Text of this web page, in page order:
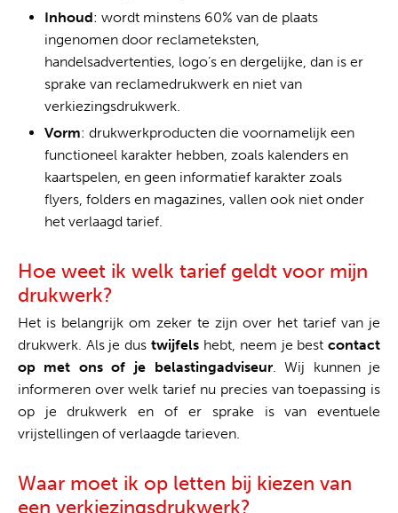
Inhoud: wordt minstens 60% van de plaats
ingenomen door reclameteksten,
handelsadvertenties, logo’s en dergelijke, dan is er
sprake van reclamedrukwerk en niet van
verkiezingsdrukwerk.
Vorm: drukwerkproducten die voornamelijk een
functioneel karakter hebben, zoals kalenders en
kaartspelen, en geen informatief karakter zoals
flyers, folders en magazines, vallen ook niet onder
het verlaagd tarief.
Hoe weet ik welk tarief geldt voor mijn
drukwerk?
Het is belangrijk om zeker te zijn over het tarief van je
drukwerk. Als je dustwijfels hebt, neem je bestcontact
op met ons of je belastingadviseur. Wij kunnen je
informeren over welk tarief nu precies van toepassing is
op je drukwerk en of er sprake is van eventuele
vrijstellingen of verlaagde tarieven.
Waar moet ik op letten bij kiezen van
een verkiezingsdrukwerk?